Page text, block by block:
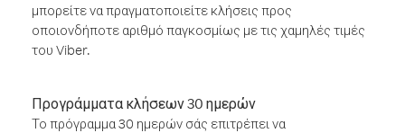
μπορείτε να πραγματοποιείτε κλήσεις προς
οποιονδήποτε αριθμό παγκοσμίως με τις χαμηλές τιμές
του Viber.
Προγράμματα κλήσεων 30 ημερών
Το πρόγραμμα 30 ημερών σάς επιτρέπει να